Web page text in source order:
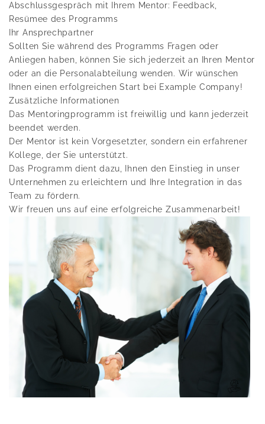
Abschlussgespräch mit Ihrem Mentor: Feedback,
Resümee des Programms
Ihr Ansprechpartner
Sollten Sie während des Programms Fragen oder
Anliegen haben, können Sie sich jederzeit an Ihren Mentor
oder an die Personalabteilung wenden. Wir wünschen
Ihnen einen erfolgreichen Start bei Example Company!
Zusätzliche Informationen
Das Mentoringprogramm ist freiwillig und kann jederzeit
beendet werden.
Der Mentor ist kein Vorgesetzter, sondern ein erfahrener
Kollege, der Sie unterstützt.
Das Programm dient dazu, Ihnen den Einstieg in unser
Unternehmen zu erleichtern und Ihre Integration in das
Team zu fördern.
Wir freuen uns auf eine erfolgreiche Zusammenarbeit!